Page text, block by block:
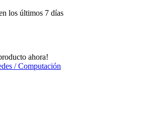
los últimos 7 días
Loco 450mbps sin poe Ubitiquiti. cantidad
ahora!
/ Computación